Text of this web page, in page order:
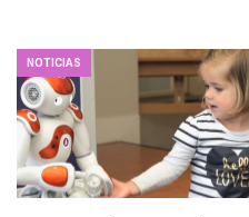
NOTICIAS